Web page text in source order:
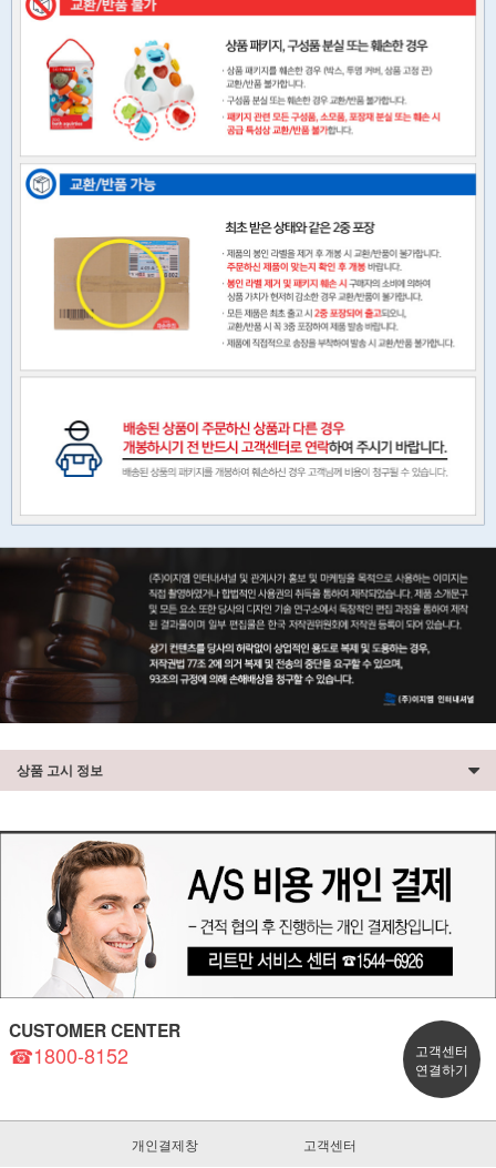
상품 고시 정보
CUSTOMER CENTER
☎1800-8152
고객센터
연결하기
개인결제창 고객센터